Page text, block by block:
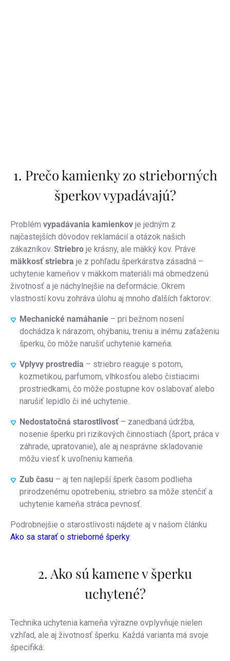
1. Prečo kamienky zo strieborných
šperkov vypadávajú?
Problém vypadávania kamienkov je jedným z
najčastejších dôvodov reklamácií a otázok našich
zákazníkov. Striebro je krásny, ale mäkký kov. Práve
mäkkosť striebra je z pohľadu šperkárstva zásadná –
uchytenie kameňov v mäkkom materiáli má obmedzenú
životnosť a je náchylnejšie na deformácie. Okrem
vlastností kovu zohráva úlohu aj mnoho ďalších faktorov:
Mechanické namáhanie – pri bežnom nosení
dochádza k nárazom, ohýbaniu, treniu a inému zaťaženiu
šperku, čo môže narušiť uchytenie kameňa.
Vplyvy prostredia – striebro reaguje s potom,
kozmetikou, parfumom, vlhkosťou alebo čistiacimi
prostriedkami, čo môže postupne kov oslabovať alebo
narušiť lepidlo či iné uchytenie.
Nedostatočná starostlivosť– zanedbaná údržba,
nosenie šperku pri rizikových činnostiach (šport, práca v
záhrade, upratovanie), ale aj nesprávne skladovanie
môžu viesť k uvoľneniu kameňa.
Zub času – aj ten najlepší šperk časom podlieha
prirodzenému opotrebeniu, striebro sa môže stenčiť a
uchytenie kameňa stráca pevnosť.
Podrobnejšie o starostlivosti nájdete aj v našom článku
Ako sa starať o strieborné šperky.
2. Ako sú kamene v šperku
uchytené?
Technika uchytenia kameňa výrazne ovplyvňuje nielen
vzhľad, ale aj životnosť šperku. Každá varianta má svoje
špecifiká: